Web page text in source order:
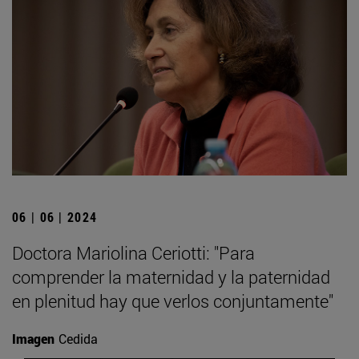
06 | 06 | 2024
Doctora Mariolina Ceriotti: "Para
comprender la maternidad y la paternidad
en plenitud hay que verlos conjuntamente"
Imagen Cedida